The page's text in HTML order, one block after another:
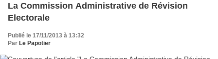
La Commission Administrative de Révision
Electorale
Publié le 17/11/2013 à 13:32
Par Le Papotier